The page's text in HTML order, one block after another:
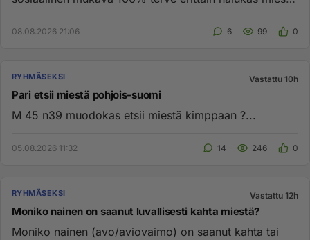
08.08.2026 21:06 6 99 0
RYHMÄSEKSI Vastattu 10h
Pari etsii miestä pohjois-suomi
M 45 n39 muodokas etsii miestä kimppaan ?...
05.08.2026 11:32 14 246 0
RYHMÄSEKSI Vastattu 12h
Moniko nainen on saanut luvallisesti kahta miestä?
Moniko nainen (avo/aviovaimo) on saanut kahta tai